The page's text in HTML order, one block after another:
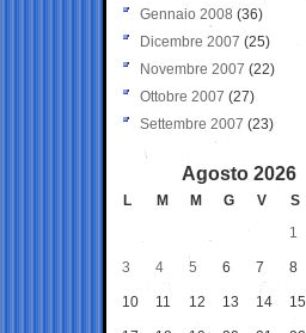
Gennaio 2008 (36)
Dicembre 2007 (25)
Novembre 2007 (22)
Ottobre 2007 (27)
Settembre 2007 (23)
Agosto 2026
L M M G V S
1
3 4 5 6 7 8
10 11 12 13 14 15